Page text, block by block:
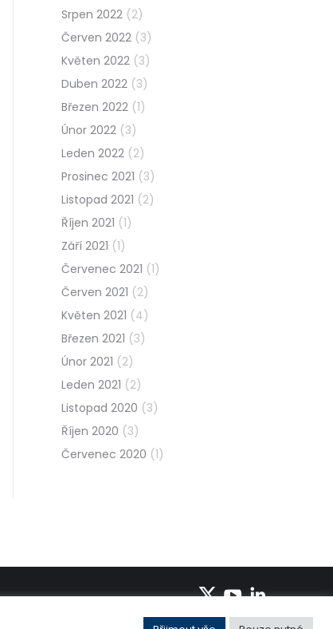
Srpen 2022 (2)
Červen 2022 (3)
Květen 2022 (3)
Duben 2022 (3)
Březen 2022 (1)
Únor 2022 (3)
Leden 2022 (2)
Prosinec 2021 (3)
Listopad 2021 (2)
Říjen 2021 (1)
Září 2021 (1)
Červenec 2021 (1)
Červen 2021 (2)
Květen 2021 (4)
Březen 2021 (3)
Únor 2021 (2)
Leden 2021 (2)
Listopad 2020 (3)
Říjen 2020 (3)
Červenec 2020 (1)
+420 495 219 072-3
info@pantek.cz